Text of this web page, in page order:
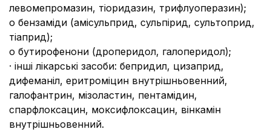
левомепромазин, тіоридазин, трифлуоперазин);
o бензаміди (амісульприд, сульпірид, сультоприд,
тіаприд);
o бутирофенони (дроперидол, галоперидол);
· інші лікарські засоби: бепридил, цизаприд,
дифеманіл, еритроміцин внутрішньовенний,
галофантрин, мізоластин, пентамідин,
спарфлоксацин, моксифлоксацин, вінкамін
внутрішньовенний.